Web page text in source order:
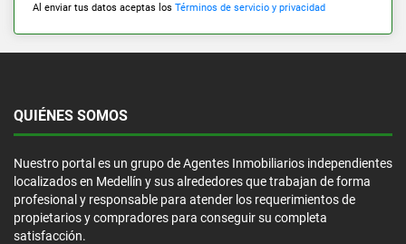
Al enviar tus datos aceptas los Términos de servicio y privacidad
QUIÉNES SOMOS
Nuestro portal es un grupo de Agentes Inmobiliarios independientes
localizados en Medellín y sus alrededores que trabajan de forma
profesional y responsable para atender los requerimientos de
propietarios y compradores para conseguir su completa
satisfacción.